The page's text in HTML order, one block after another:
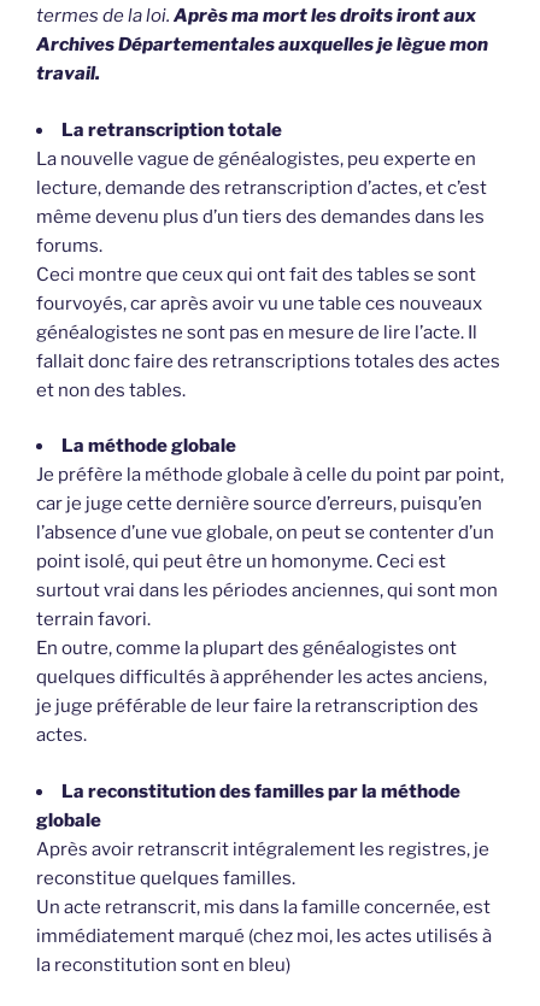
termes de la loi. Après ma mort les droits iront aux
Archives Départementales auxquelles je lègue mon
travail.
La retranscription totale
La nouvelle vague de généalogistes, peu experte en
lecture, demande des retranscription d’actes, et c’est
même devenu plus d’un tiers des demandes dans les
forums.
Ceci montre que ceux qui ont fait des tables se sont
fourvoyés, car après avoir vu une table ces nouveaux
généalogistes ne sont pas en mesure de lire l’acte. Il
fallait donc faire des retranscriptions totales des actes
et non des tables.
La méthode globale
Je préfère la méthode globale à celle du point par point,
car je juge cette dernière source d’erreurs, puisqu’en
l’absence d’une vue globale, on peut se contenter d’un
point isolé, qui peut être un homonyme. Ceci est
surtout vrai dans les périodes anciennes, qui sont mon
terrain favori.
En outre, comme la plupart des généalogistes ont
quelques difficultés à appréhender les actes anciens,
je juge préférable de leur faire la retranscription des
actes.
La reconstitution des familles par la méthode
globale
Après avoir retranscrit intégralement les registres, je
reconstitue quelques familles.
Un acte retranscrit, mis dans la famille concernée, est
immédiatement marqué (chez moi, les actes utilisés à
la reconstitution sont en bleu)